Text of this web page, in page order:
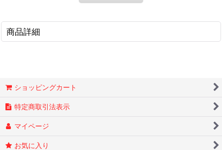
商品詳細
ショッピングカート
特定商取引法表示
マイページ
お気に入り